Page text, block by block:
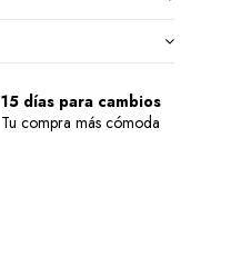
15 días para cambios
Tu compra más cómoda